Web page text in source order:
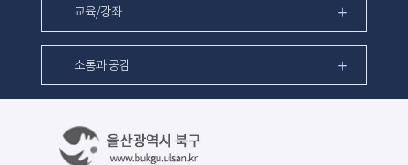
교육/강좌
소통과 공감